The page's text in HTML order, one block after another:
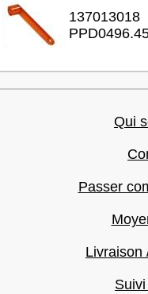
137013018
Qui
Passer
Livraison